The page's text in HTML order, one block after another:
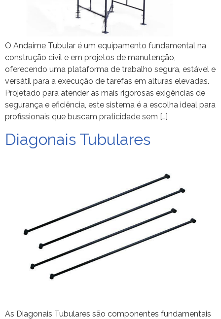
O Andaime Tubular é um equipamento fundamental na
construção civil e em projetos de manutenção,
oferecendo uma plataforma de trabalho segura, estável e
versátil para a execução de tarefas em alturas elevadas.
Projetado para atender às mais rigorosas exigências de
segurança e eficiência, este sistema é a escolha ideal para
profissionais que buscam praticidade sem […]
Diagonais Tubulares
As Diagonais Tubulares são componentes fundamentais